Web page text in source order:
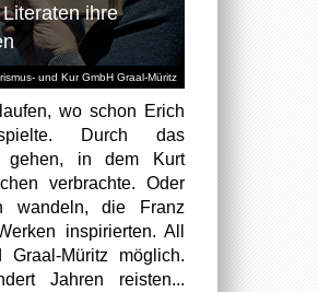
und Kur GmbH Graal-Müritz
ihre
wo schon Erich
Durch das
gehen, in dem Kurt
verbrachte. Oder
wandeln, die Franz
inspirierten. All
Müritz möglich.
Jahren reisten...